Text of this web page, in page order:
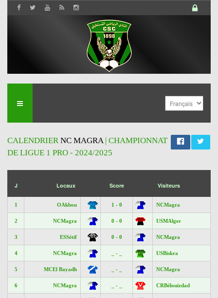
CALENDRIERNC MAGRA| CHAMPIONNAT
DE LIGUE 1 PRO - 2024/2025
J Locaux Score Visiteurs
1 OAkbou 1 - 0 NCMagra
2 NCMagra 0 - 0 USMAlger
3 ESSétif 0 - 0 NCMagra
4 NCMagra _ - _ USBiskra
5 MCEl Bayadh _ - _ NCMagra
6 NCMagra _ - _ CRBélouizdad